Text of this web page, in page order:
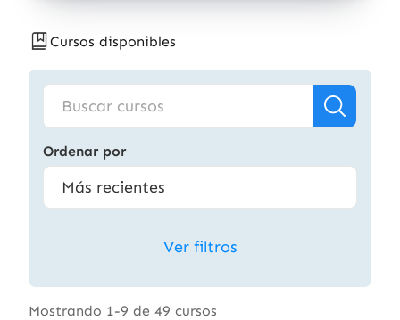
Cursos disponibles
Ordenar por
Ver filtros
Mostrando 1-9 de 49 cursos